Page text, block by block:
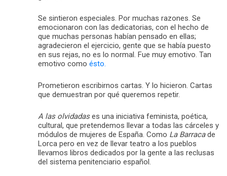
Se sintieron especiales. Por muchas razones. Se
emocionaron con las dedicatorias, con el hecho de
que muchas personas habían pensado en ellas;
agradecieron el ejercicio, gente que se había puesto
en sus rejas, no es lo normal. Fue muy emotivo. Tan
emotivo como ésto.
Prometieron escribirnos cartas. Y lo hicieron. Cartas
que demuestran por qué queremos repetir.
A las olvidadases una iniciativa feminista, poética,
cultural, que pretendemos llevar a todas las cárceles y
módulos de mujeres de España. Como La Barracade
Lorca pero en vez de llevar teatro a los pueblos
llevamos libros dedicados por la gente a las reclusas
del sistema penitenciario español.